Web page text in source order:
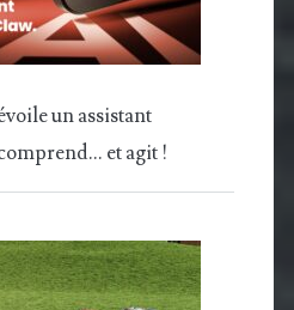
un assistant
et agit !